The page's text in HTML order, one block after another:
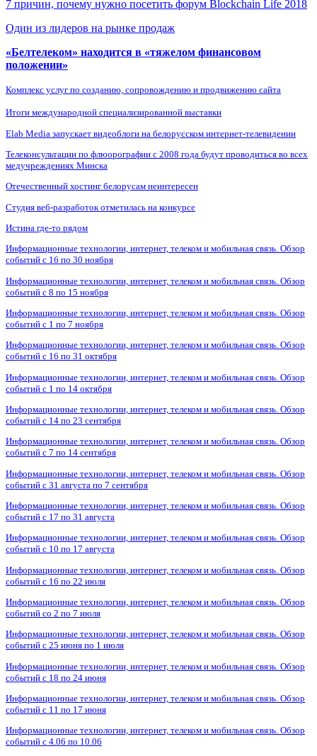
7 причин, почему нужно посетить форум Blockchain Life 2018
Один из лидеров на рынке продаж
«Белтелеком» находится в «тяжелом финансовом
положении»
Комплекс услуг по созданию, сопровождению и продвижению сайта
Итоги международной специализированной выставки
Elab Media запускает видеоблоги на белорусском интернет-телевидении
Телеконсультации по флюорографии с 2008 года будут проводиться во всех
медучреждениях Минска
Отечественный хостинг белорусам неинтересен
Студия веб-разработок отметилась на конкурсе
Истина где-то рядом
Информационные технологии, интернет, телеком и мобильная связь. Обзор
событий с 16 по 30 ноября
Информационные технологии, интернет, телеком и мобильная связь. Обзор
событий с 8 по 15 ноября
Информационные технологии, интернет, телеком и мобильная связь. Обзор
событий с 1 по 7 ноября
Информационные технологии, интернет, телеком и мобильная связь. Обзор
событий с 16 по 31 октября
Информационные технологии, интернет, телеком и мобильная связь. Обзор
событий с 1 по 14 октября
Информационные технологии, интернет, телеком и мобильная связь. Обзор
событий с 14 по 23 сентября
Информационные технологии, интернет, телеком и мобильная связь. Обзор
событий с 7 по 14 сентября
Информационные технологии, интернет, телеком и мобильная связь. Обзор
событий с 31 августа по 7 сентября
Информационные технологии, интернет, телеком и мобильная связь. Обзор
событий с 17 по 31 августа
Информационные технологии, интернет, телеком и мобильная связь. Обзор
событий с 10 по 17 августа
Информационные технологии, интернет, телеком и мобильная связь. Обзор
событий с 16 по 22 июля
Информационные технологии, интернет, телеком и мобильная связь. Обзор
событий со 2 по 7 июля
Информационные технологии, интернет, телеком и мобильная связь. Обзор
событий с 25 июня по 1 июля
Информационные технологии, интернет, телеком и мобильная связь. Обзор
событий с 18 по 24 июня
Информационные технологии, интернет, телеком и мобильная связь. Обзор
событий с 11 по 17 июня
Информационные технологии, интернет, телеком и мобильная связь. Обзор
событий с 4.06 по 10.06